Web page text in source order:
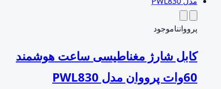
باشد.
گزینه
ها
پرووانناموجود
کابل شارژ مغناطیسی ساعت هوشمند
60وات پرووان مدل PWL830